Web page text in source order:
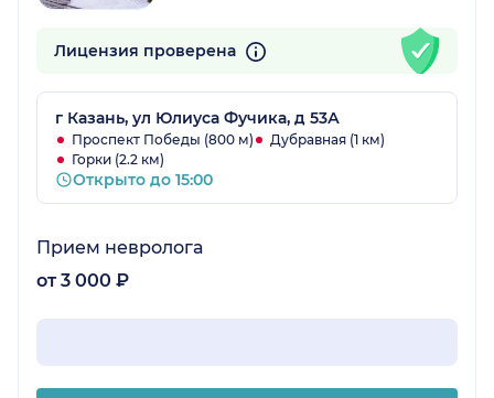
Лицензия проверена
г Казань, ул Юлиуса Фучика, д 53А
Проспект Победы (800 м)
Дубравная (1 км)
Горки (2.2 км)
Открыто до 15:00
Прием невролога
от 3 000 ₽